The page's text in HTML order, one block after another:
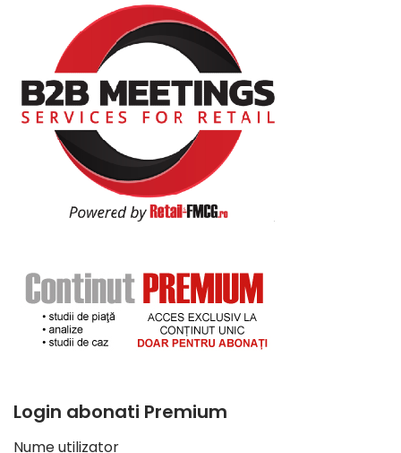
Login abonati Premium
Nume utilizator